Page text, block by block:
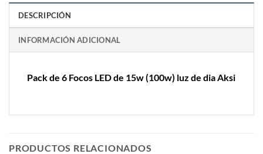
DESCRIPCIÓN
INFORMACIÓN ADICIONAL
Pack de 6 Focos LED de 15w (100w) luz de dia Aksi
PRODUCTOS RELACIONADOS